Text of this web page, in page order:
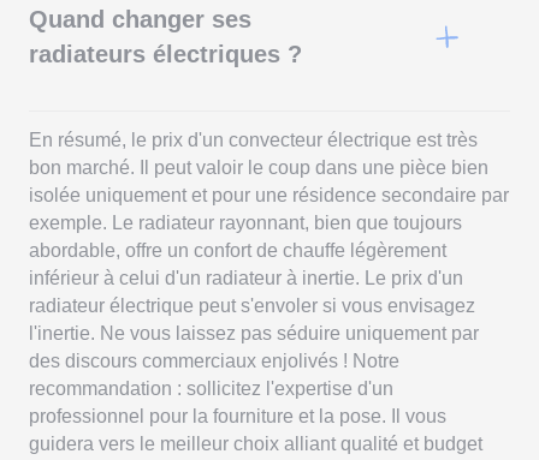
Quand changer ses
radiateurs électriques ?
sont plus économes en énergie et offrent un meilleur
confort thermique.
En résumé, le prix d'un convecteur électrique est très
bon marché. Il peut valoir le coup dans une pièce bien
isolée uniquement et pour une résidence secondaire par
exemple. Le radiateur rayonnant, bien que toujours
abordable, offre un confort de chauffe légèrement
inférieur à celui d'un radiateur à inertie. Le prix d'un
radiateur électrique peut s'envoler si vous envisagez
l'inertie. Ne vous laissez pas séduire uniquement par
des discours commerciaux enjolivés ! Notre
recommandation : sollicitez l'expertise d'un
professionnel pour la fourniture et la pose. Il vous
guidera vers le meilleur choix alliant qualité et budget